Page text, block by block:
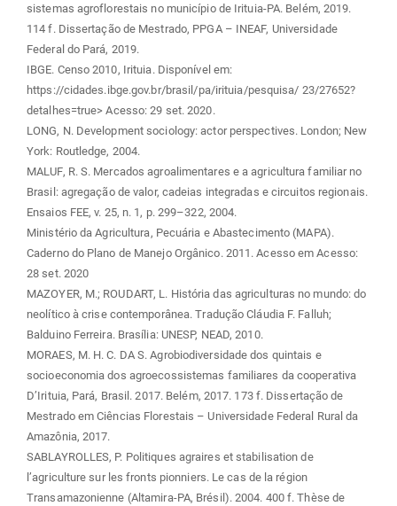
sistemas agroflorestais no município de Irituia-PA. Belém, 2019.
114 f. Dissertação de Mestrado, PPGA – INEAF, Universidade
Federal do Pará, 2019.
IBGE. Censo 2010, Irituia. Disponível em:
https://cidades.ibge.gov.br/brasil/pa/irituia/pesquisa/ 23/27652?
detalhes=true> Acesso: 29 set. 2020.
LONG, N. Development sociology: actor perspectives. London; New
York: Routledge, 2004.
MALUF, R. S. Mercados agroalimentares e a agricultura familiar no
Brasil: agregação de valor, cadeias integradas e circuitos regionais.
Ensaios FEE, v. 25, n. 1, p. 299–322, 2004.
Ministério da Agricultura, Pecuária e Abastecimento (MAPA).
Caderno do Plano de Manejo Orgânico. 2011. Acesso emAcesso:
28 set. 2020
MAZOYER, M.; ROUDART, L. História das agriculturas no mundo: do
neolítico à crise contemporânea. Tradução Cláudia F. Falluh;
Balduino Ferreira. Brasília: UNESP, NEAD, 2010.
MORAES, M. H. C. DA S. Agrobiodiversidade dos quintais e
socioeconomia dos agroecossistemas familiares da cooperativa
D’Irituia, Pará, Brasil. 2017. Belém, 2017. 173 f. Dissertação de
Mestrado em Ciências Florestais – Universidade Federal Rural da
Amazônia, 2017.
SABLAYROLLES, P. Politiques agraires et stabilisation de
l’agriculture sur les fronts pionniers. Le cas de la région
Transamazonienne (Altamira-PA, Brésil). 2004. 400 f. Thèse de